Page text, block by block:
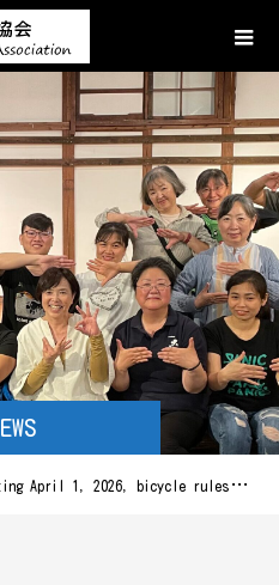
1, 2026, bicycle rules in Japan will change.